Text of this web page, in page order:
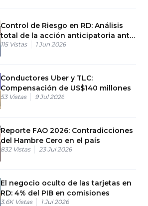
Control de Riesgo en RD: Análisis
total de la acción anticipatoria ante
tormentas
115 Vistas 1 Jun 2026
Conductores Uber y TLC:
Compensación de US$140 millones
53 Vistas 9 Jul 2026
Reporte FAO 2026: Contradicciones
del Hambre Cero en el país
832 Vistas 23 Jul 2026
El negocio oculto de las tarjetas en
RD: 4% del PIB en comisiones
3.6K Vistas 1 Jul 2026